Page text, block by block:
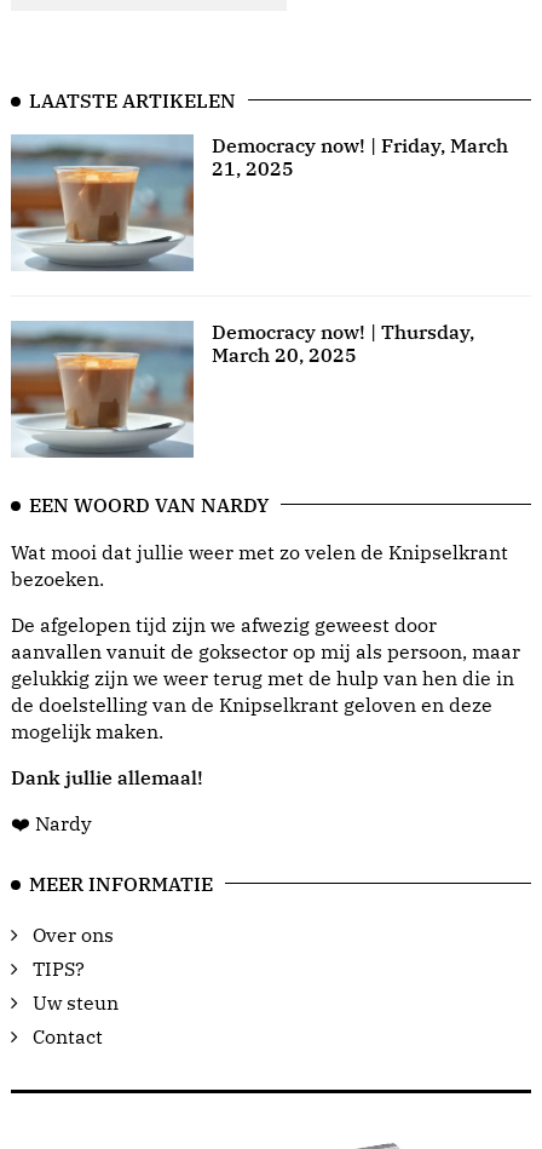
LAATSTE ARTIKELEN
Democracy now! | Friday, March
21, 2025
Democracy now! | Thursday,
March 20, 2025
EEN WOORD VAN NARDY
Wat mooi dat jullie weer met zo velen de Knipselkrant
bezoeken.
De afgelopen tijd zijn we afwezig geweest door
aanvallen vanuit de goksector op mij als persoon, maar
gelukkig zijn we weer terug met de hulp van hen die in
de doelstelling van de Knipselkrant geloven en deze
mogelijk maken.
Dank jullie allemaal!
❤️ Nardy
MEER INFORMATIE
Over ons
TIPS?
Uw steun
Contact